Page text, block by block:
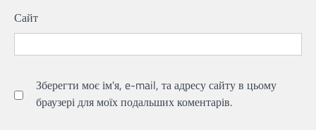
Сайт
Зберегти моє ім'я, e-mail, та адресу сайту в цьому
браузері для моїх подальших коментарів.